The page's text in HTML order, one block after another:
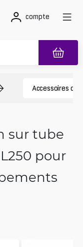
compte
Accessoires de
sur tube
pour